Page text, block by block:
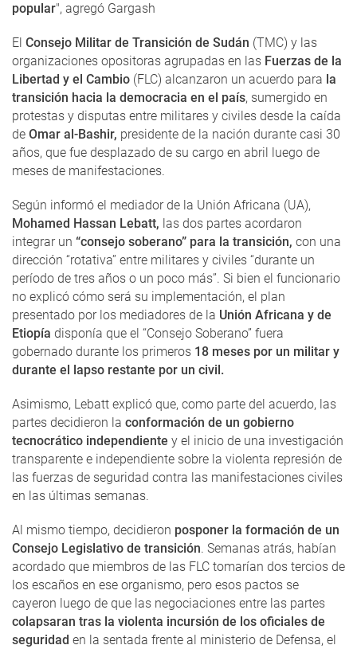
popular", agregó Gargash
El Consejo Militar de Transición de Sudán (TMC) y las
organizaciones opositoras agrupadas en las Fuerzas de la
Libertad y el Cambio (FLC) alcanzaron un acuerdo para la
transición hacia la democracia en el país, sumergido en
protestas y disputas entre militares y civiles desde la caída
de Omar al-Bashir, presidente de la nación durante casi 30
años, que fue desplazado de su cargo en abril luego de
meses de manifestaciones.
Según informó el mediador de la Unión Africana (UA),
Mohamed Hassan Lebatt, las dos partes acordaron
integrar un “consejo soberano” para la transición, con una
dirección “rotativa” entre militares y civiles “durante un
período de tres años o un poco más”. Si bien el funcionario
no explicó cómo será su implementación, el plan
presentado por los mediadores de la Unión Africana y de
Etiopía disponía que el “Consejo Soberano” fuera
gobernado durante los primeros 18 meses por un militar y
durante el lapso restante por un civil.
Asimismo, Lebatt explicó que, como parte del acuerdo, las
partes decidieron la conformación de un gobierno
tecnocrático independiente y el inicio de una investigación
transparente e independiente sobre la violenta represión de
las fuerzas de seguridad contra las manifestaciones civiles
en las últimas semanas.
Al mismo tiempo, decidieron posponer la formación de un
Consejo Legislativo de transición. Semanas atrás, habían
acordado que miembros de las FLC tomarían dos tercios de
los escaños en ese organismo, pero esos pactos se
cayeron luego de que las negociaciones entre las partes
colapsaran tras la violenta incursión de los oficiales de
seguridad en la sentada frente al ministerio de Defensa, el